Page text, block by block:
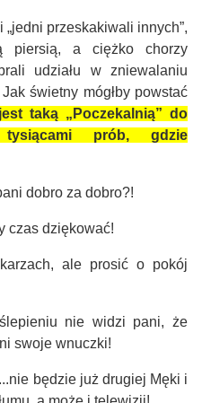
przeskakiwali innych”,
piersią, a ciężko chorzy
udziału w zniewalaniu
świetny mógłby powstać
taką „Poczekalnią” do
prób, gdzie
dobro za dobro?!
czas dziękować!
ale prosić o pokój
nie widzi pani, że
swoje wnuczki!
będzie już drugiej Męki i